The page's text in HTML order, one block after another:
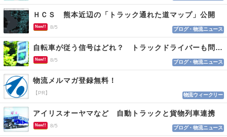
ＨＣＳ 熊本近辺の「トラック通れた道マップ」公開
New!! 8/5 ブログ・物流ニュース
自転車が従う信号はどれ？ トラックドライバーも問われる認識
New!! 8/5 ブログ・物流ニュース
物流メルマガ登録無料！
【PR】 物流ウィークリー
アイリスオーヤマなど 自動トラックと貨物列車連携
New!! 8/5 ブログ・物流ニュース